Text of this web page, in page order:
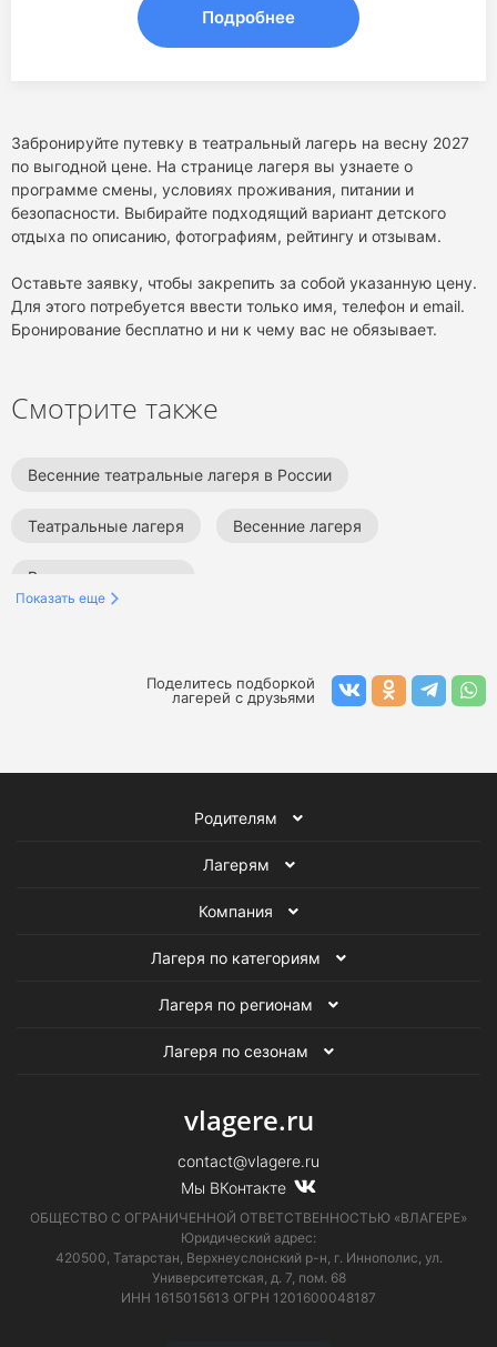
Подробнее
Забронируйте путевку в театральный лагерь на весну 2027
по выгодной цене. На странице лагеря вы узнаете о
программе смены, условиях проживания, питании и
безопасности. Выбирайте подходящий вариант детского
отдыха по описанию, фотографиям, рейтингу и отзывам.
Оставьте заявку, чтобы закрепить за собой указанную цену.
Для этого потребуется ввести только имя, телефон и email.
Бронирование бесплатно и ни к чему вас не обязывает.
Смотрите также
Весенние театральные лагеря в России
Театральные лагеря Весенние лагеря
Все детские лагеря
Показать еще
Поделитесь подборкой
лагерей с друзьями
Родителям
Лагерям
Компания
Лагеря по категориям
Лагеря по регионам
Лагеря по сезонам
vlagere.ru
contact@vlagere.ru
Мы ВКонтакте
ОБЩЕСТВО С ОГРАНИЧЕННОЙ ОТВЕТСТВЕННОСТЬЮ «ВЛАГЕРЕ»
Юридический адрес:
420500, Татарстан, Верхнеуслонский р-н, г. Иннополис, ул.
Университетская, д. 7, пом. 68
ИНН 1615015613 ОГРН 1201600048187